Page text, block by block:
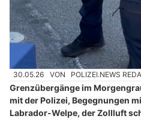
30.05.26 VON POLIZEI.NEWS
Grenzübergänge im
mit der Polizei, Begegnungen
Labrador-Welpe, der Zollluft